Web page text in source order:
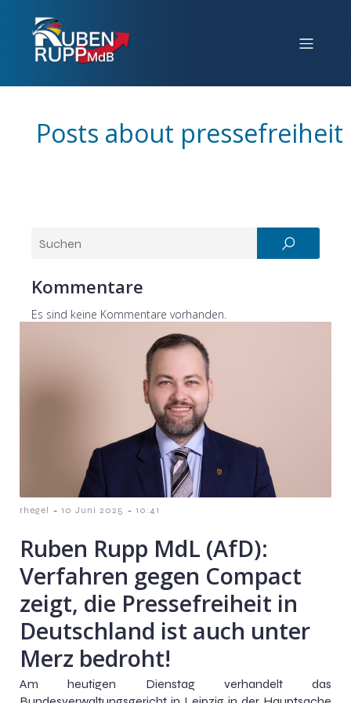
Posts about pressefreiheit
Kommentare
Es sind keine Kommentare vorhanden.
rhegel - 10 Juni 2025 - 10:41
Ruben Rupp MdL (AfD):
Verfahren gegen Compact
zeigt, die Pressefreiheit in
Deutschland ist auch unter
Merz bedroht!
Am heutigen Dienstag verhandelt das